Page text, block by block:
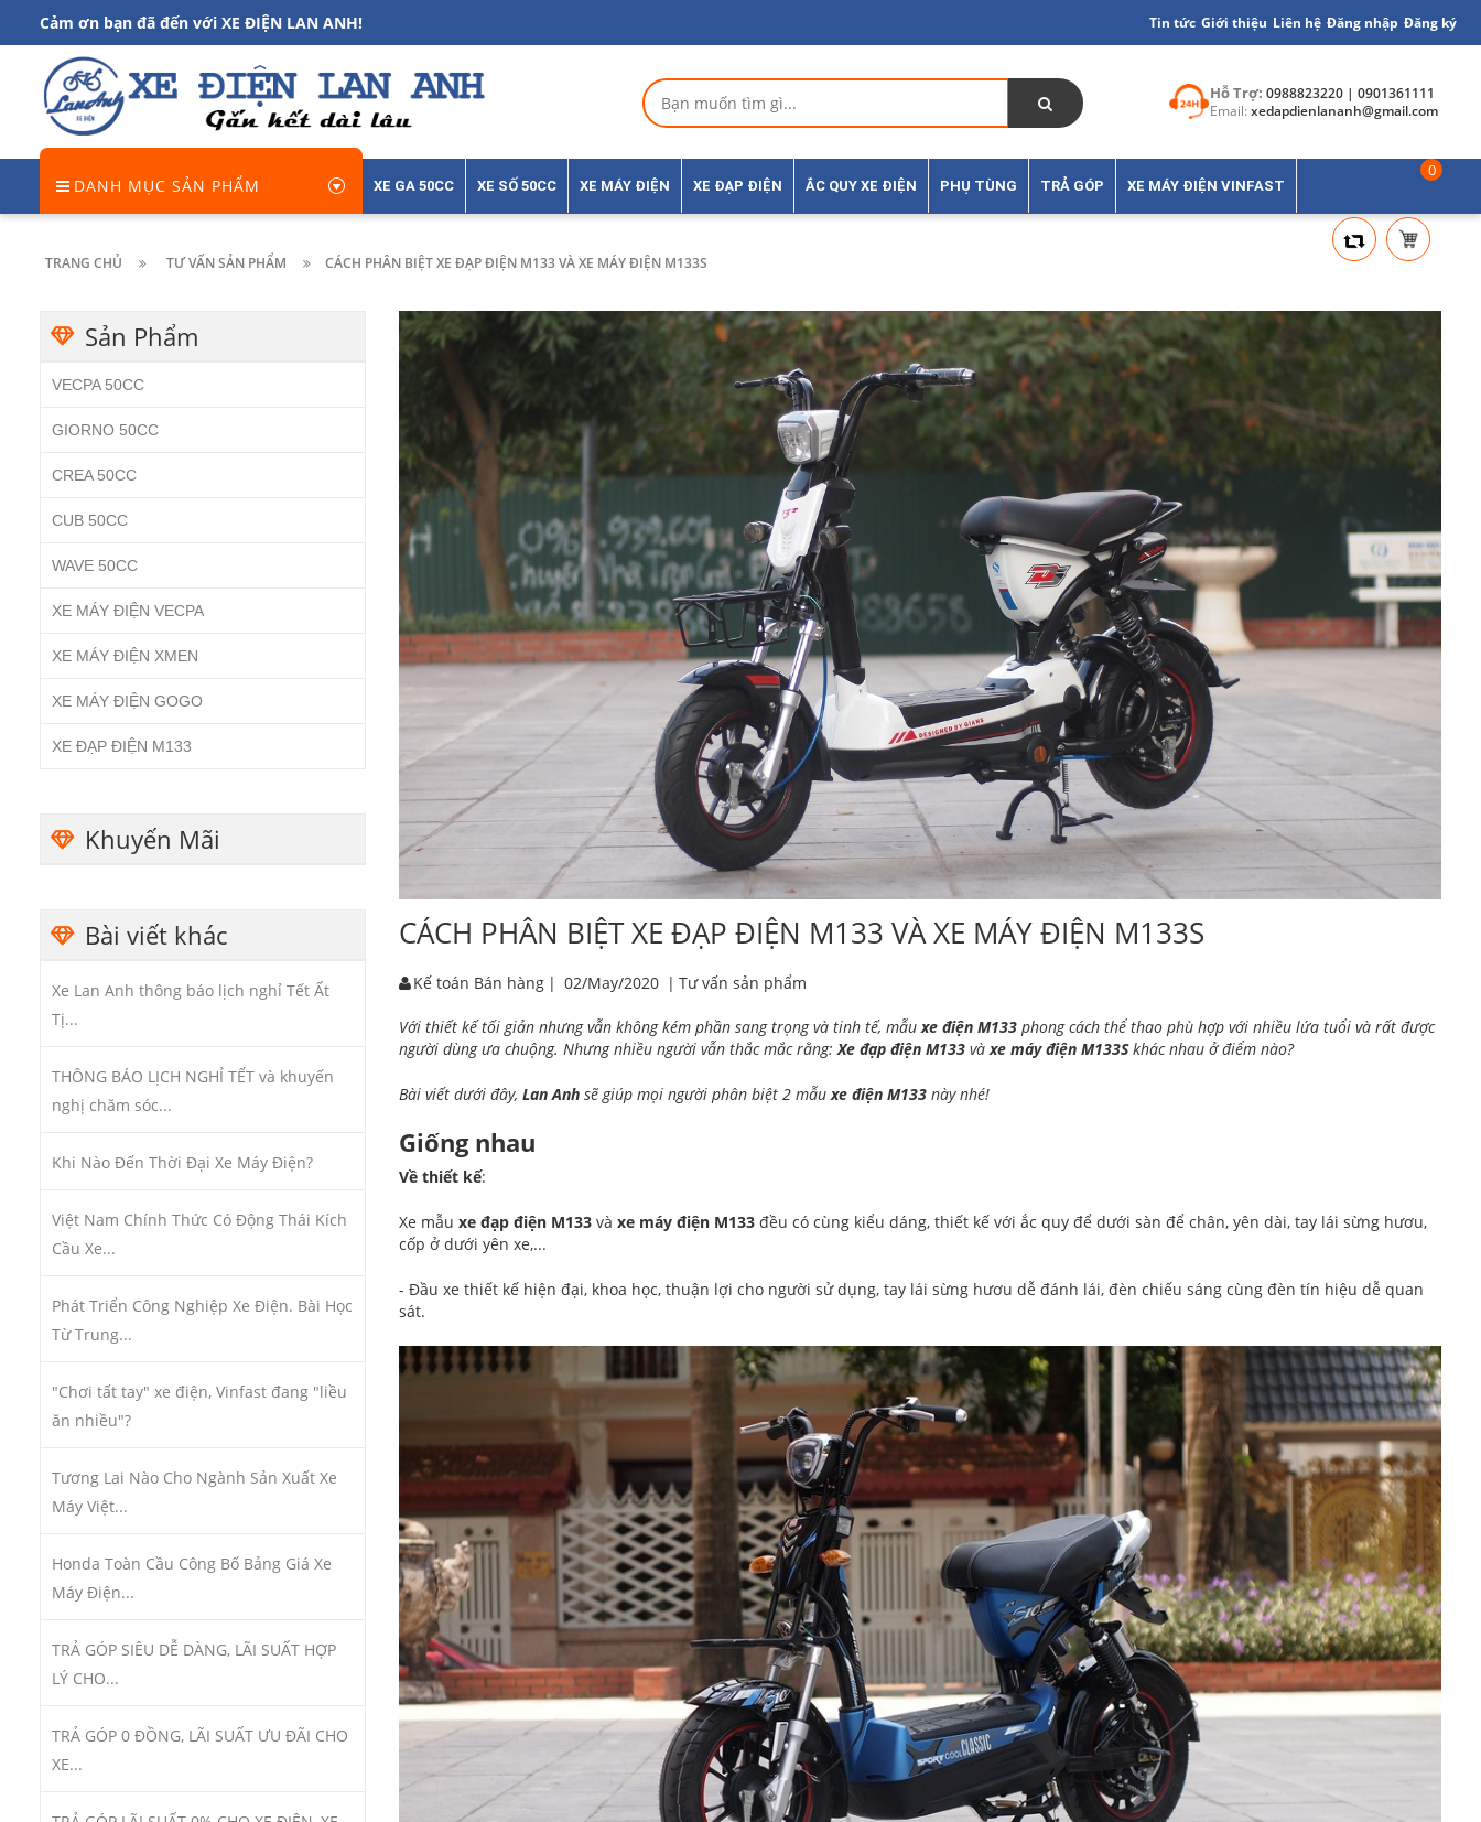
Cảm ơn bạn đã đến với XE ĐIỆN LAN ANH! Tin tức Giới thiệu Liên hệ Đăng nhập Đăng ký
Hỗ Trợ:0988823220 | 0901361111
Email: xedapdienlananh@gmail.com
DANH MỤC SẢN PHẨM XE GA 50CC XE SỐ 50CC XE MÁY ĐIỆN XE ĐẠP ĐIỆN ẮC QUY XE ĐIỆN PHỤ TÙNG TRẢ GÓP XE MÁY ĐIỆN VINFAST
0
TRANG CHỦ TƯ VẤN SẢN PHẨM CÁCH PHÂN BIỆT XE ĐẠP ĐIỆN M133 VÀ XE MÁY ĐIỆN M133S
Sản Phẩm
VECPA 50CC
GIORNO 50CC
CREA 50CC
CUB 50CC
WAVE 50CC
XE MÁY ĐIỆN VECPA
XE MÁY ĐIỆN XMEN
XE MÁY ĐIỆN GOGO
XE ĐẠP ĐIỆN M133
Khuyến Mãi
Bài viết khác
Xe Lan Anh thông báo lịch nghỉ Tết Ất
Tị...
THÔNG BÁO LỊCH NGHỈ TẾT và khuyến
nghị chăm sóc...
Khi Nào Đến Thời Đại Xe Máy Điện?
Việt Nam Chính Thức Có Động Thái Kích
Cầu Xe...
Phát Triển Công Nghiệp Xe Điện. Bài Học
Từ Trung...
"Chơi tất tay" xe điện, Vinfast đang "liều
ăn nhiều"?
Tương Lai Nào Cho Ngành Sản Xuất Xe
Máy Việt...
Honda Toàn Cầu Công Bố Bảng Giá Xe
Máy Điện...
TRẢ GÓP SIÊU DỄ DÀNG, LÃI SUẤT HỢP
LÝ CHO...
TRẢ GÓP 0 ĐỒNG, LÃI SUẤT ƯU ĐÃI CHO
XE...
CÁCH PHÂN BIỆT XE ĐẠP ĐIỆN M133 VÀ XE MÁY ĐIỆN M133S
Kế toán Bán hàng | 02/May/2020 | Tư vấn sản phẩm
Với thiết kế tối giản nhưng vẫn không kém phần sang trọng và tinh tế, mẫuxe điện M133phong cách thể thao phù hợp với nhiều lứa tuổi và rất được
người dùng ưa chuộng. Nhưng nhiều người vẫn thắc mắc rằng:Xe đạp điện M133vàxe máy điện M133Skhác nhau ở điểm nào?
Bài viết dưới đây, Lan Anh sẽ giúp mọi người phân biệt 2 mẫuxe điện M133này nhé!
Giống nhau
Về thiết kế:
Xe mẫu xe đạp điện M133và xe máy điện M133đều có cùng kiểu dáng, thiết kế với ắc quy để dưới sàn để chân, yên dài, tay lái sừng hươu,
cốp ở dưới yên xe,...
- Đầu xe thiết kế hiện đại, khoa học, thuận lợi cho người sử dụng, tay lái sừng hươu dễ đánh lái, đèn chiếu sáng cùng đèn tín hiệu dễ quan
sát.